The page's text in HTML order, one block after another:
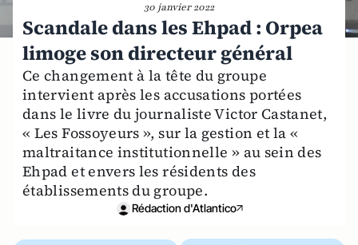
30 janvier 2022
Scandale dans les Ehpad : Orpea
limoge son directeur général
Ce changement à la tête du groupe
intervient après les accusations portées
dans le livre du journaliste Victor Castanet,
« Les Fossoyeurs », sur la gestion et la «
maltraitance institutionnelle » au sein des
Ehpad et envers les résidents des
établissements du groupe.
Rédaction d'Atlantico